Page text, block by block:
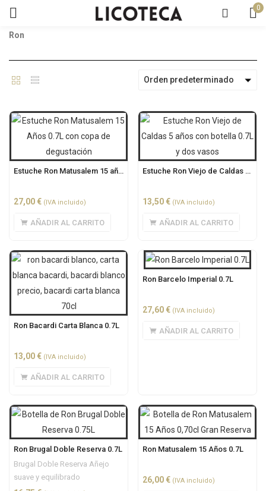
0
Ron
Orden predeterminado
Estuche Ron Matusalem 15 años 0.7L + copa
27,00 € (IVA incluido)
AÑADIR AL CARRITO
Estuche Ron Viejo de Caldas 5 años 0.7L + 2 vasos
13,50 € (IVA incluido)
AÑADIR AL CARRITO
Ron Bacardi Carta Blanca 0.7L
13,00 € (IVA incluido)
AÑADIR AL CARRITO
Ron Barcelo Imperial 0.7L
27,60 € (IVA incluido)
AÑADIR AL CARRITO
Ron Brugal Doble Reserva 0.7L
Brugal Doble Reserva Añejo
suave y equilibrado
Ron Matusalem 15 Años 0.7L
26,00 € (IVA incluido)